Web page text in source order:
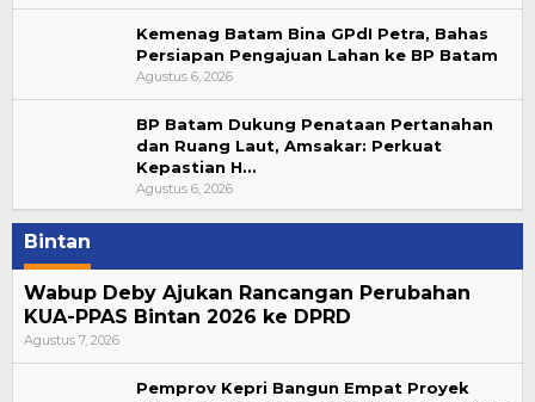
Kemenag Batam Bina GPdI Petra, Bahas
Persiapan Pengajuan Lahan ke BP Batam
Agustus 6, 2026
BP Batam Dukung Penataan Pertanahan
dan Ruang Laut, Amsakar: Perkuat
Kepastian H…
Agustus 6, 2026
Bintan
Wabup Deby Ajukan Rancangan Perubahan
KUA-PPAS Bintan 2026 ke DPRD
Agustus 7, 2026
Pemprov Kepri Bangun Empat Proyek